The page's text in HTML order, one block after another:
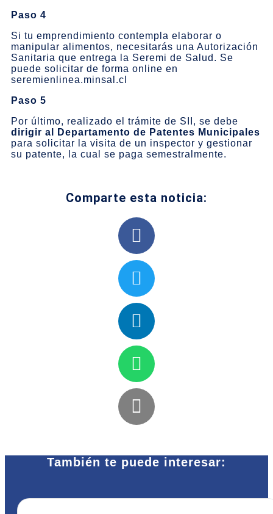
Paso 4
Si tu emprendimiento contempla elaborar o
manipular alimentos, necesitarás una Autorización
Sanitaria que entrega la Seremi de Salud. Se
puede solicitar de forma online en
seremienlinea.minsal.cl
Paso 5
Por último, realizado el trámite de SII, se debe
dirigir al Departamento de Patentes Municipales
para solicitar la visita de un inspector y gestionar
su patente, la cual se paga semestralmente.
Comparte esta noticia:
También te puede interesar: